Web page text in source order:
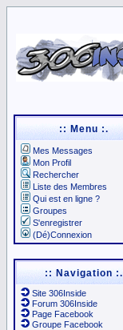
:: Menu :.
Mes Messages
Mon Profil
Rechercher
Liste des Membres
Qui est en ligne ?
Groupes
S'enregistrer
(Dé)Connexion
:: Navigation :.
Site 306Inside
Forum 306Inside
Page Facebook
Groupe Facebook